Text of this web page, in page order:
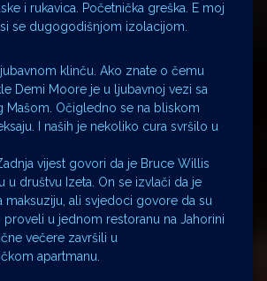
i rukavica. Početnička greška. E moj
se dugogodišnjom izolacijom.
klinču. Ako znate o čemu
Demi Moore je u ljubavnoj vezi sa
Mašom. Očigledno se na bliskom
I naših je nekoliko cura svršilo u
vijest govori da je Bruce Willis
u društvu Izeta. On se izvlači da je
maksuziju, ali svjedoci govore da su
u jednom restoranu na Jahorini
večere završili u
apartmanu.